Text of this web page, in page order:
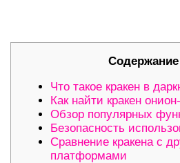
Содержание
Что такое кракен в
Как найти кракен
Обзор популярных
Безопасность
Сравнение кракена с
платформами